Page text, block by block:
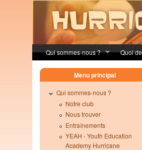
Qui sommes-nous ? Quoi
Menu principal
Qui sommes-nous ?
Notre club
Nous trouver
Entraînements
YEAH - Youth Education
Academy Hurricane